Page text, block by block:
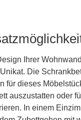
Ihrer
Die
für dieses
auszustatten oder
In einem